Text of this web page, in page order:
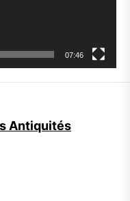
07:46
Antiquités